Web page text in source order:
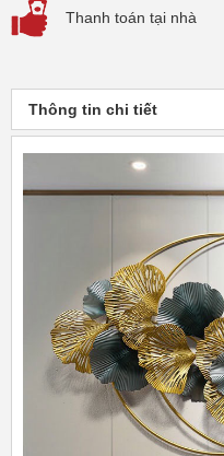
Thanh toán tại nhà
Thông tin chi tiết